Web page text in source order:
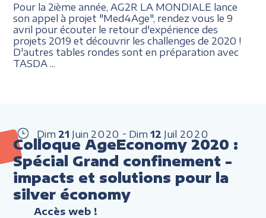
Pour la 2ième année, AG2R LA MONDIALE lance
son appel à projet "Med4Age", rendez vous le 9
avril pour écouter le retour d'expérience des
projets 2019 et découvrir les challenges de 2020 !
D'autres tables rondes sont en préparation avec
TASDA ...
Dim 21 Juin 2020 Dim 12 Juil 2020
Colloque AgeEconomy 2020 :
Spécial Grand confinement -
impacts et solutions pour la
silver économy
Accès web !